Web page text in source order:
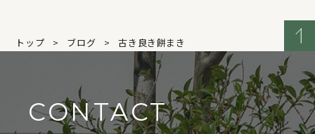
トップ ブログ 古き良き餅まき
CONTACT